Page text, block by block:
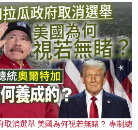
取消選舉 美國為何視若無睹？ 專制總